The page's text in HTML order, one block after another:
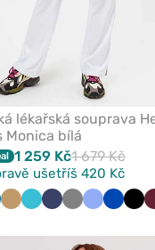
lékařská souprava
Monica bílá
1 259 Kč1 679 Kč
ušetříš 420 Kč
BéžováMořskyNámořnická
ŠedáKlasicky